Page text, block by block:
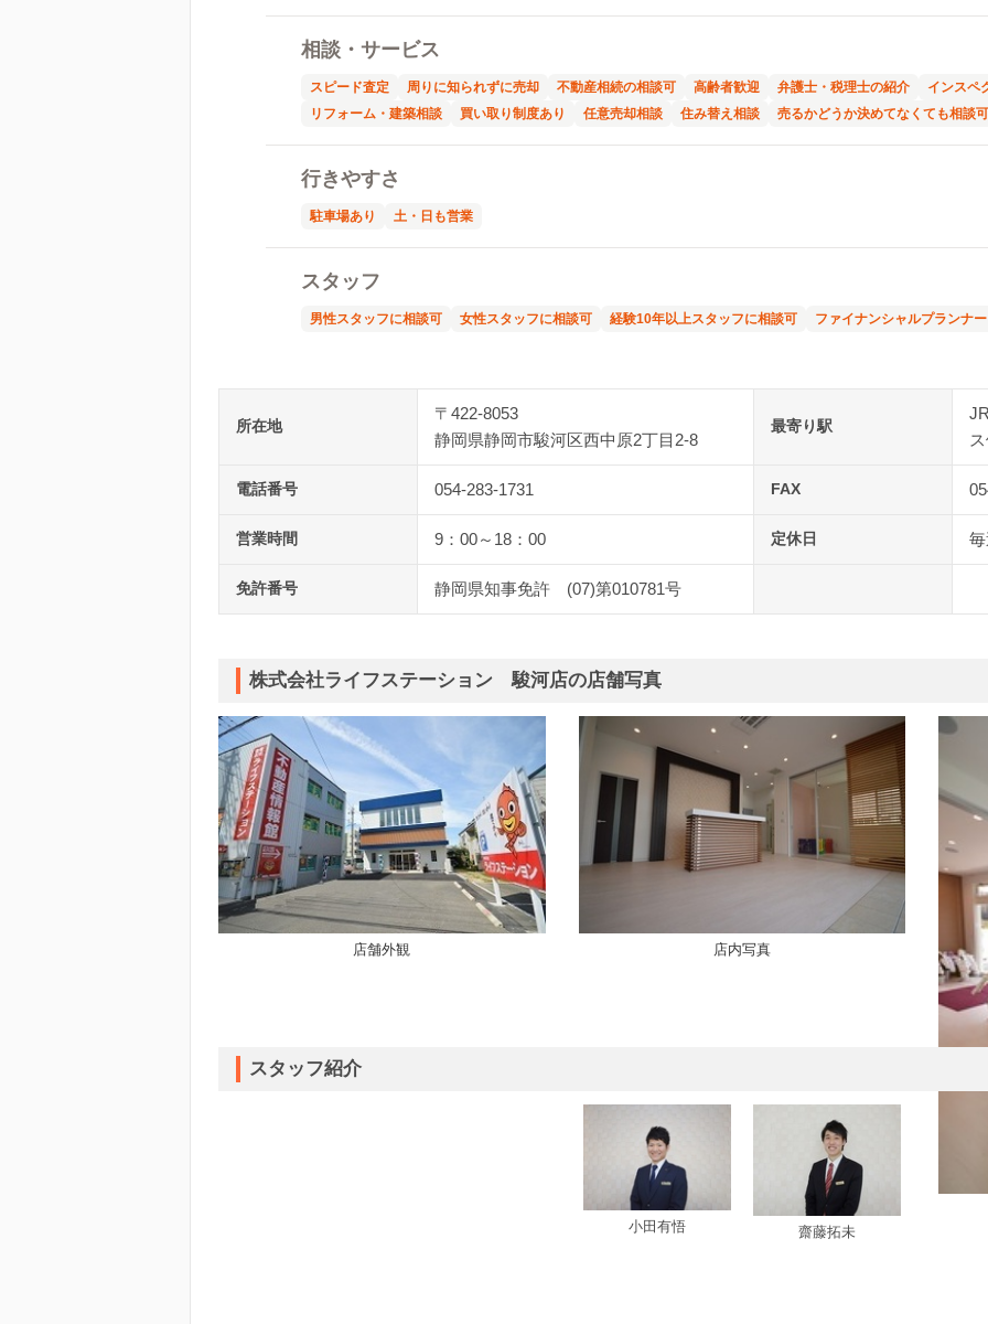
相談・サービス
スピード査定 周りに知られずに売却 不動産相続の相談可 高齢者歓迎 弁護士・税理士の紹介
インスペ
リフォーム・建築相談
買い取り制度あり 任意売却相談 住み替え相談 売るかどうか決めてなくても相談可
行きやすさ
駐車場あり 土・日も営業
スタッフ
男性スタッフに相談可 女性スタッフに相談可 経験10年以上スタッフに相談可 ファイナンシャルプランナー
所在地
〒422-8053
静岡県静岡市駿河区西中原2丁目2-8
最寄り駅
電話番号 054-283-1731 FAX
営業時間 9：00～18：00 定休日
免許番号 静岡県知事免許 (07)第010781号
株式会社ライフステーション 駿河店の店舗写真
店舗外観 店内写真
スタッフ紹介
小田有悟 齋藤拓未